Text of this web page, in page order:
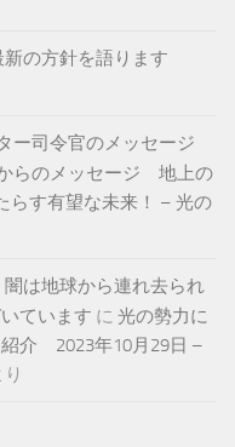
新の方針を語ります
ー司令官のメッセージ
らのメッセージ 地上の
す有望な未来！ – 光の
は地球から連れ去られ
ています に 光の勢力に
介 2023年10月29日 –
り